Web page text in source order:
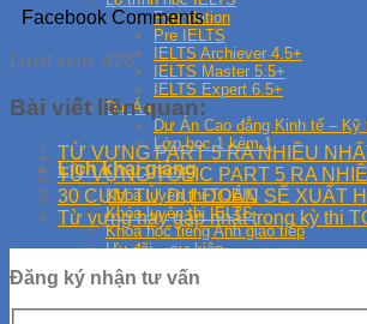
Foundation
Pre IELTS
IELTS Archiever 4.5+
IELTS Master 5.5+
IELTS Expert 6.5+
Dự Án
Dự Án Cao đẳng Kinh tế –
Lớp học 1 kèm 1
Lịch khai giảng
Khóa luyện thi TOEIC
Khóa luyện thi IELTS
Khóa học tiếng Anh giao tiếp
Ưu đãi – sự kiện
Đội ngũ giáo viên
Vinh danh học viên
Facebook Comments
Lượt xem: 428
Bài viết liên quan:
TỪ VỰNG PART 5 RA NHIỀU
TỪ VỰNG TOEIC PART 5 RA
30 CỤM TỪ DỰ ĐOÁN SẼ XUẤT
Từ vựng hay gặp nhất trong kỳ thi
Đăng ký nhận tư vấn